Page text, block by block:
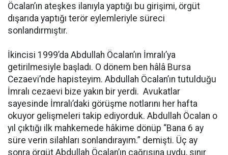
Öcalan’ın ateşkes ilanıyla yaptığı bu girişimi, örgüt
dışarıda yaptığı terör eylemleriyle süreci
sonlandırmıştır.
İkincisi 1999’da Abdullah Öcalan’ın İmralı’ya
getirilmesiyle başladı. O dönem ben hâlâ Bursa
Cezaevi’nde hapisteyim. Abdullah Öcalan’ın tutulduğu
İmralı cezaevi bize yakın bir yerdi. Avukatlar
sayesinde İmralı’daki görüşme notlarını her hafta
okuyor gelişmeleri takip ediyorduk. Abdullah Öcalan o
yıl çıktığı ilk mahkemede hâkime dönüp “Bana 6 ay
süre verin silahları sonlandırayım.” demişti. Üç ay
sonra örgüt Abdullah Öcalan’ın çağrısına uydu, sınır